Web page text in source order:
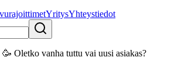
YritysYhteystiedot
Oletko vanha tuttu vai uusi asiakas?